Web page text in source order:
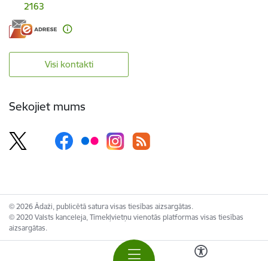
2163
Visi kontakti
Sekojiet mums
© 2026 Ādaži, publicētā satura visas tiesības aizsargātas.
© 2020 Valsts kanceleja, Tīmekļvietņu vienotās platformas visas tiesības
aizsargātas.